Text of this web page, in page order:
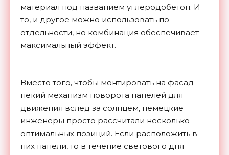
материал под названием углеродобетон. И
то, и другое можно использовать по
отдельности, но комбинация обеспечивает
максимальный эффект.
Вместо того, чтобы монтировать на фасад
некий механизм поворота панелей для
движения вслед за солнцем, немецкие
инженеры просто рассчитали несколько
оптимальных позиций. Если расположить в
них панели, то в течение светового дня